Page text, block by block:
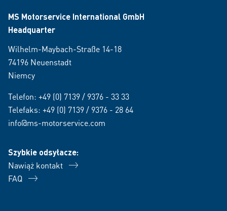
MS Motorservice International GmbH
Headquarter
Wilhelm-Maybach-Straße 14-18
74196 Neuenstadt
Niemcy
Telefon: +49 (0) 7139 / 9376 - 33 33
Telefaks: +49 (0) 7139 / 9376 - 28 64
info@ms-motorservice.com
Szybkie odsyłacze:
Nawiąż kontakt
FAQ